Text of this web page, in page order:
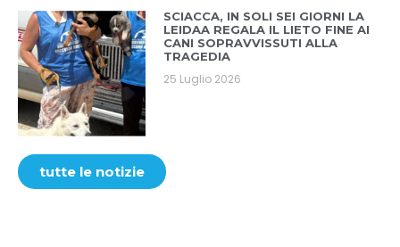
SCIACCA, IN SOLI SEI GIORNI LA
LEIDAA REGALA IL LIETO FINE AI
CANI SOPRAVVISSUTI ALLA
TRAGEDIA
25 Luglio 2026
tutte le notizie